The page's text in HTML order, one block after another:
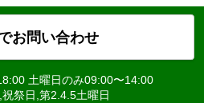
お問い合わせ
土曜日のみ09:00〜14:00
祝祭日,第2.4.5土曜日